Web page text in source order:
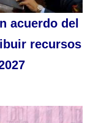
acuerdo del
recursos